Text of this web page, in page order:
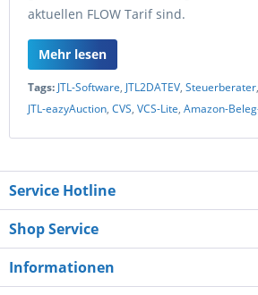
aktuellen FLOW Tarif sind.
Mehr lesen
Tags: JTL-Software, JTL2DATEV, Steuerberater,
JTL-eazyAuction, CVS, VCS-Lite, Amazon-
Service Hotline
Shop Service
Informationen